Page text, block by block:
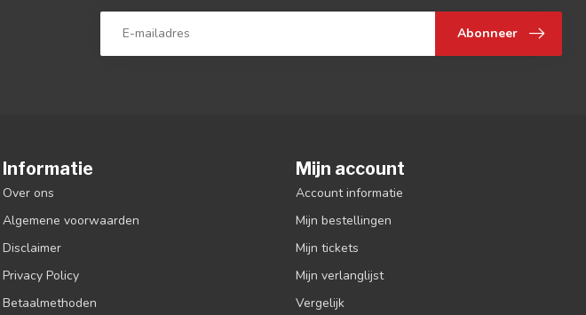
Abonneer
Informatie
Over ons
Algemene voorwaarden
Disclaimer
Privacy Policy
Betaalmethoden
Mijn account
Account informatie
Mijn bestellingen
Mijn tickets
Mijn verlanglijst
Vergelijk